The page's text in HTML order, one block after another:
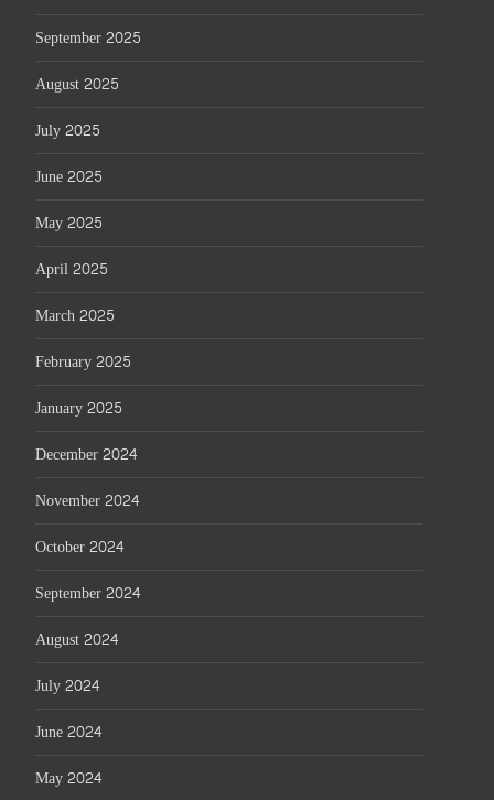
September 2025
August 2025
July 2025
June 2025
May 2025
April 2025
March 2025
February 2025
January 2025
December 2024
November 2024
October 2024
September 2024
August 2024
July 2024
June 2024
May 2024